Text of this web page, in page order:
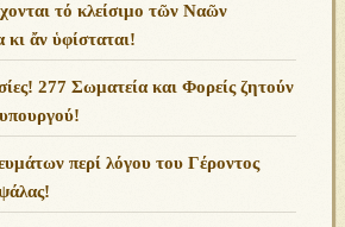
τό κλείσιμο τῶν Ναῶν
κι ἄν ὑφίσταται!
277 Σωματεία και Φορείς ζητούν
περί λόγου του Γέροντος